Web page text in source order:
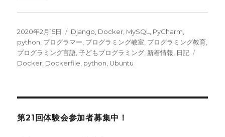
投
稿
日:
2020年2月15日
カ
テ
ゴ
リ
Django Docker MySQL PyCharm
python プログラマー プログラミング教室 プログラミング教育
プログラミング言語 ,子どもプログラミング 新着情報 日記
Docker Dockerfile python Ubuntu
第21回体験会参加者募集中！